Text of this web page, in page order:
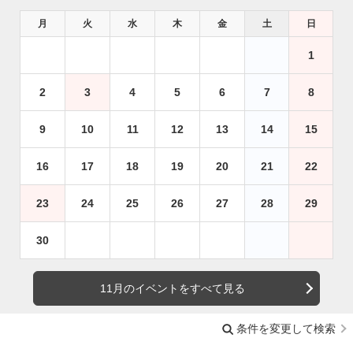
月 火 水 木 金 土 日
1
2 3 4 5 6 7 8
9 10 11 12 13 14 15
16 17 18 19 20 21 22
23 24 25 26 27 28 29
30
11月のイベントをすべて見る
条件を変更して検索